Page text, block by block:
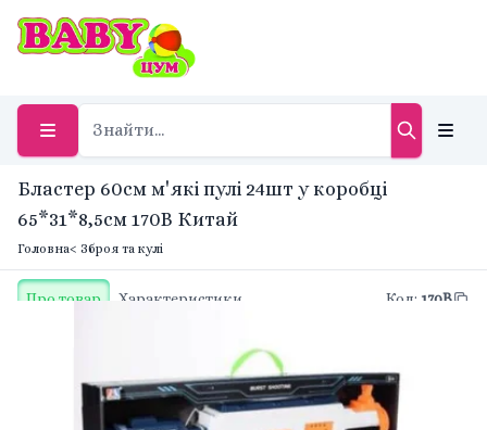
Бластер 60см м'які пулі 24шт у коробці
65*31*8,5см 170B Китай
Головна< Зброя та кулі
Про товар Характеристики Код: 170B